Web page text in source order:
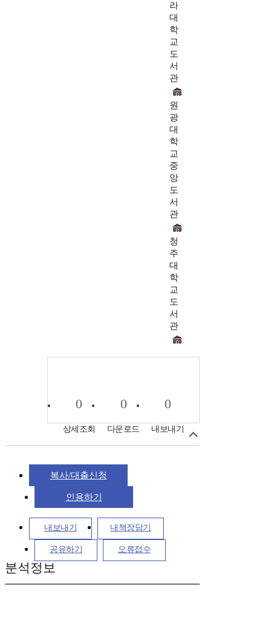
라
대
학
교
도
서
관
원
광
대
학
교
중
앙
도
서
관
청
주
대
학
교
도
서
관
0
상세조회
0
다운로드
0
내보내기
복사/대출신청
인용하기
내보내기 내책장담기
공유하기 오류접수
분석정보